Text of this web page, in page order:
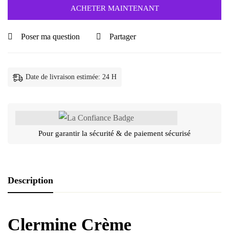
ACHETER MAINTENANT
Poser ma question Partager
Date de livraison estimée: 24 H
Pour garantir la sécurité & de paiement sécurisé
Description
Clermine Crème